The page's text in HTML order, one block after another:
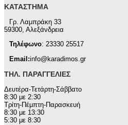
ΚΑΤΆΣΤΗΜΑ
Γρ. Λαμπράκη 33
59300, Αλεξάνδρεια
Τηλέφωνο: 23330 25517
Email:info@karadimos.gr
ΤΗΛ. ΠΑΡΑΓΓΕΛΊΕΣ
Δευτέρα-Τετάρτη-Σάββατο
8:30 με 2:30
Τρίτη-Πέμπτη-Παρασκευή
8:30 με 13:30
5:30 με 8:30